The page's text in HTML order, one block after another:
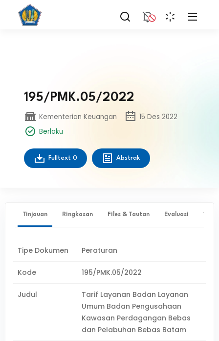
195/PMK.05/2022
Kementerian Keuangan
15 Des 2022
Berlaku
Fulltext 0 Abstrak
Tinjauan Ringkasan Files & Tautan Evaluasi ✨
Tipe Dokumen Peraturan
Kode 195/PMK.05/2022
Judul
Tarif Layanan Badan Layanan
Umum Badan Pengusahaan
Kawasan Perdagangan Bebas
dan Pelabuhan Bebas Batam